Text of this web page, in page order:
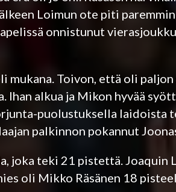
Loimun ote piti
onnistunut
mukana. Toivon, että oli
Ihan alkua ja Mikon hyvää
puolustuksella laidoista
palkinnon pokannut
joka teki 21 pistettä. Joaquin
oli Mikko Räsänen 18